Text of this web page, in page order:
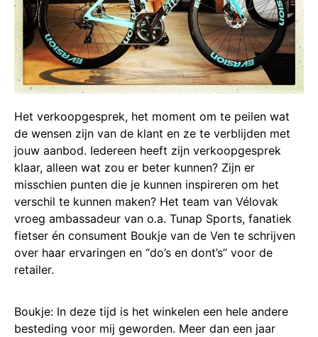
Het verkoopgesprek, het moment om te peilen wat
de wensen zijn van de klant en ze te verblijden met
jouw aanbod. Iedereen heeft zijn verkoopgesprek
klaar, alleen wat zou er beter kunnen? Zijn er
misschien punten die je kunnen inspireren om het
verschil te kunnen maken? Het team van Vélovak
vroeg ambassadeur van o.a. Tunap Sports, fanatiek
fietser én consument Boukje van de Ven te schrijven
over haar ervaringen en “do’s en dont’s” voor de
retailer.
Boukje: In deze tijd is het winkelen een hele andere
besteding voor mij geworden. Meer dan een jaar